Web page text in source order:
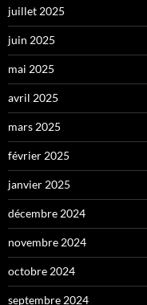
juillet 2025
juin 2025
mai 2025
avril 2025
mars 2025
février 2025
janvier 2025
décembre 2024
novembre 2024
octobre 2024
septembre 2024